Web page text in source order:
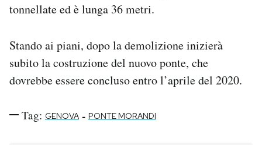
tonnellate ed è lunga 36 metri.
Stando ai piani, dopo la demolizione inizierà
subito la costruzione del nuovo ponte, che
dovrebbe essere concluso entro l’aprile del 2020.
Tag: GENOVA - PONTE MORANDI